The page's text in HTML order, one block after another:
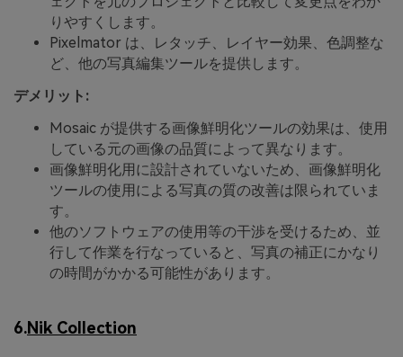
りやすくします。
Pixelmator は、レタッチ、レイヤー効果、色調整な
ど、他の写真編集ツールを提供します。
デメリット:
Mosaic が提供する画像鮮明化ツールの効果は、使用
している元の画像の品質によって異なります。
画像鮮明化用に設計されていないため、画像鮮明化
ツールの使用による写真の質の改善は限られていま
す。
他のソフトウェアの使用等の干渉を受けるため、並
行して作業を行なっていると、写真の補正にかなり
の時間がかかる可能性があります。
6.Nik Collection